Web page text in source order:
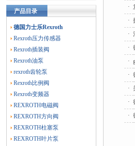
产品目录
德国力士乐Rexroth
Rexroth压力传感器
Rexroth插装阀
Rexroth油泵
rexroth齿轮泵
Rexroth比例阀
Rexroth变频器
REXROTH电磁阀
REXROTH方向阀
REXROTH柱塞泵
REXROTH叶片泵
·
·
·
·
·
·
·
·
·